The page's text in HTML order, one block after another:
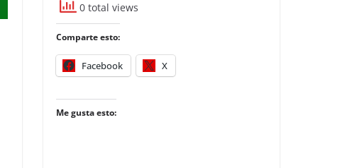
0 total views
Comparte esto:
Facebook X
Me gusta esto: